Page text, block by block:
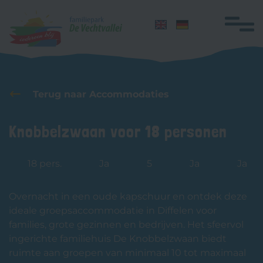
Home
Groepen
Zwemles
Honden
Plattegrond
Terug naar Accommodaties
Knobbelzwaan voor 18 personen
18 pers. Ja 5 Ja Ja
Overnacht in een oude kapschuur en ontdek deze
ideale groepsaccommodatie in Diffelen voor
families, grote gezinnen en bedrijven. Het sfeervol
ingerichte familiehuis De Knobbelzwaan biedt
ruimte aan groepen van minimaal 10 tot maximaal